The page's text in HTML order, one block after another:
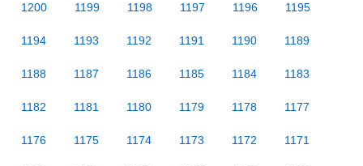
1200 1199 1198 1197 1196 1195
1194 1193 1192 1191 1190 1189
1188 1187 1186 1185 1184 1183
1182 1181 1180 1179 1178 1177
1176 1175 1174 1173 1172 1171